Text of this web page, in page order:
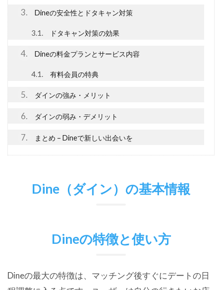
3 Dineの安全性とドタキャン対策
3.1 ドタキャン対策の効果
4 Dineの料金プランとサービス内容
4.1 有料会員の特典
5 ダインの強み・メリット
6 ダインの弱み・デメリット
7 まとめ – Dineで新しい出会いを
Dine（ダイン）の基本情報
Dineの特徴と使い方
Dineの最大の特徴は、マッチング後すぐにデートの日